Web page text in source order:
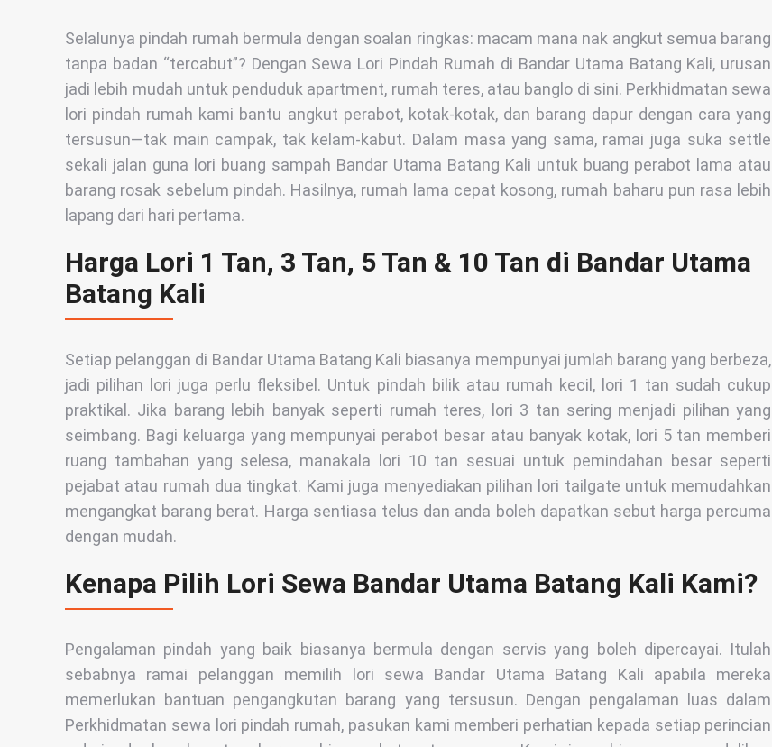
Selalunya pindah rumah bermula dengan soalan ringkas: macam mana nak angkut semua barang
tanpa badan “tercabut”? Dengan Sewa Lori Pindah Rumah di Bandar Utama Batang Kali, urusan
jadi lebih mudah untuk penduduk apartment, rumah teres, atau banglo di sini. Perkhidmatan sewa
lori pindah rumah kami bantu angkut perabot, kotak-kotak, dan barang dapur dengan cara yang
tersusun—tak main campak, tak kelam-kabut. Dalam masa yang sama, ramai juga suka settle
sekali jalan guna lori buang sampah Bandar Utama Batang Kali untuk buang perabot lama atau
barang rosak sebelum pindah. Hasilnya, rumah lama cepat kosong, rumah baharu pun rasa lebih
lapang dari hari pertama.
Harga Lori 1 Tan, 3 Tan, 5 Tan & 10 Tan di Bandar Utama
Batang Kali
Setiap pelanggan di Bandar Utama Batang Kali biasanya mempunyai jumlah barang yang berbeza,
jadi pilihan lori juga perlu fleksibel. Untuk pindah bilik atau rumah kecil, lori 1 tan sudah cukup
praktikal. Jika barang lebih banyak seperti rumah teres, lori 3 tan sering menjadi pilihan yang
seimbang. Bagi keluarga yang mempunyai perabot besar atau banyak kotak, lori 5 tan memberi
ruang tambahan yang selesa, manakala lori 10 tan sesuai untuk pemindahan besar seperti
pejabat atau rumah dua tingkat. Kami juga menyediakan pilihan lori tailgate untuk memudahkan
mengangkat barang berat. Harga sentiasa telus dan anda boleh dapatkan sebut harga percuma
dengan mudah.
Kenapa Pilih Lori Sewa Bandar Utama Batang Kali Kami?
Pengalaman pindah yang baik biasanya bermula dengan servis yang boleh dipercayai. Itulah
sebabnya ramai pelanggan memilih lori sewa Bandar Utama Batang Kali apabila mereka
memerlukan bantuan pengangkutan barang yang tersusun. Dengan pengalaman luas dalam
Perkhidmatan sewa lori pindah rumah, pasukan kami memberi perhatian kepada setiap perincian